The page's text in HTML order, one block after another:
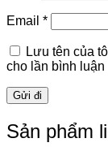
Email *
Lưu tên của
cho lần bình luận
Sản phẩm